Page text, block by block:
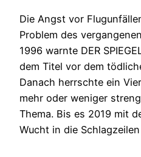
Die Angst vor
Problem des
1996 warnte DER
dem Titel vor dem
Danach herrschte ein
mehr oder weniger
Thema. Bis es 2019 mit
Wucht in die